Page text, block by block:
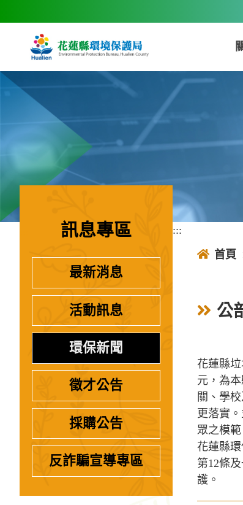
訊息專區
最新消息
活動訊息
環保新聞
徵才公告
採購公告
反詐騙宣導專區
:::
首頁
公
花蓮縣
元，為
關、學
更落實
眾之模
花蓮縣
第12條
護。